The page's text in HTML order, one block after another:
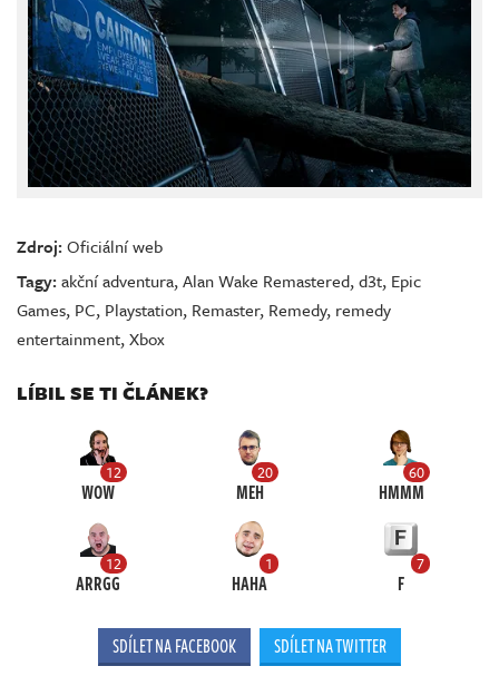
Zdroj:Oficiální web
Tagy:akční adventura,Alan Wake Remastered,d3t, Epic
Games, PC, Playstation, Remaster, Remedy, remedy
entertainment,Xbox
LÍBIL SE TI ČLÁNEK?
12
WOW
20
MEH
60
HMMM
12
ARRGG
1
HAHA
7
F
SDÍLET NA FACEBOOK SDÍLET NA TWITTER